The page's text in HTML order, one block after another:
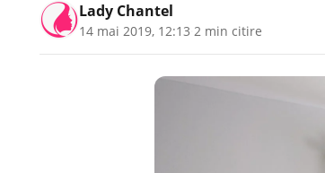
Lady Chantel
14 mai 2019, 12:13 2 min citire